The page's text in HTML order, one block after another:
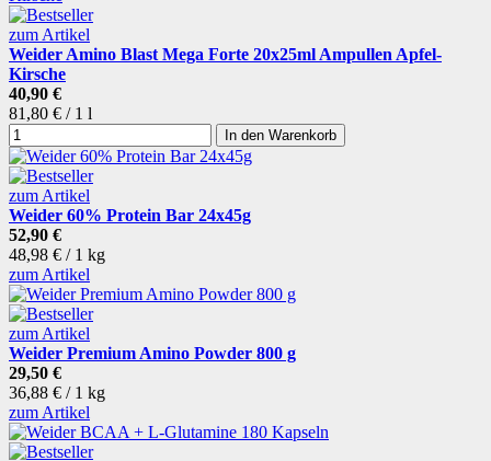
zum Artikel
Weider Amino Blast Mega Forte 20x25ml Ampullen Apfel-
Kirsche
40,90 €
81,80 € / 1 l
In den Warenkorb
zum Artikel
Weider 60% Protein Bar 24x45g
52,90 €
48,98 € / 1 kg
zum Artikel
zum Artikel
Weider Premium Amino Powder 800 g
29,50 €
36,88 € / 1 kg
zum Artikel